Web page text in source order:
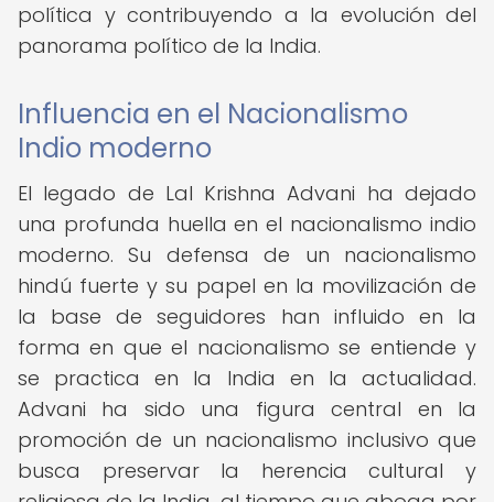
política y contribuyendo a la evolución del
panorama político de la India.
Influencia en el Nacionalismo
Indio moderno
El legado de Lal Krishna Advani ha dejado
una profunda huella en el nacionalismo indio
moderno. Su defensa de un nacionalismo
hindú fuerte y su papel en la movilización de
la base de seguidores han influido en la
forma en que el nacionalismo se entiende y
se practica en la India en la actualidad.
Advani ha sido una figura central en la
promoción de un nacionalismo inclusivo que
busca preservar la herencia cultural y